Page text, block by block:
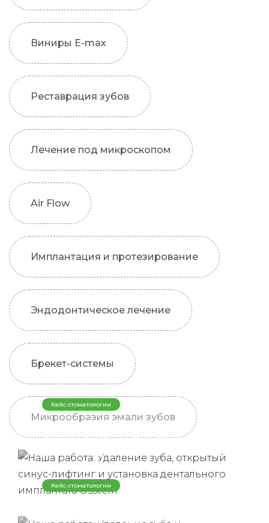
Виниры E-max
Реставрация зубов
Лечение под микроскопом
Air Flow
Имплантация и протезирование
Эндодонтическое лечение
Брекет-системы
Микрообразия эмали зубов
Кейс стоматологии
Наша работа: Удаление зуба,
открытый синус-лифтинг и
установка дентального имплантата
Osstem
Кейс стоматологии
одномоментная установка